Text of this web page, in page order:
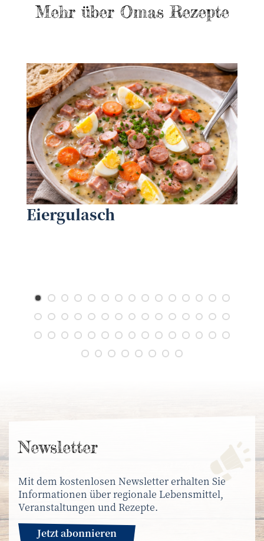
Mehr über Omas Rezepte
©NÖ Dorf- und Stadterneuerung
Eiergulasch
News­letter
Mit dem kostenlosen Newsletter erhalten Sie
Informationen über regionale Lebensmittel,
Veranstaltungen und Rezepte.
Jetzt abonnieren